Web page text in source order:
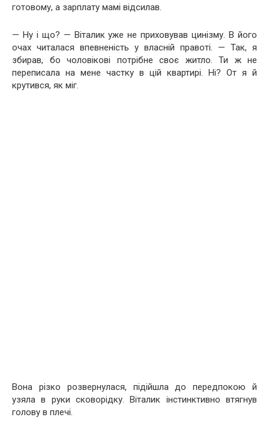
готовому, а зарплату мамі відсилав.
— Ну і що? — Віталик уже не приховував цинізму. В його
очах читалася впевненість у власній правоті. — Так, я
збирав, бо чоловікові потрібне своє житло. Ти ж не
переписала на мене частку в цій квартирі. Ні? От я й
крутився, як міг.
Вона різко розвернулася, підійшла до передпокою й
узяла в руки сковорідку. Віталик інстинктивно втягнув
голову в плечі.